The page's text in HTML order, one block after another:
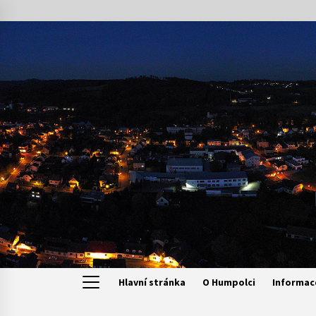
to
content
Hlavní stránka O Humpolci